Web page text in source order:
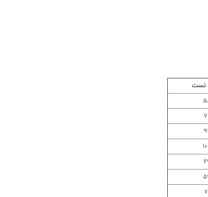
تست